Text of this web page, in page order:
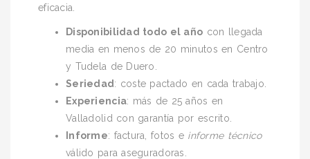
eficacia.
Disponibilidad todo el año con llegada
media en menos de 20 minutos en Centro
y Tudela de Duero.
Seriedad : coste pactado en cada trabajo.
Experiencia: más de 25 años en
Valladolid con garantía por escrito.
Informe: factura, fotos e informe técnico
válido para aseguradoras.